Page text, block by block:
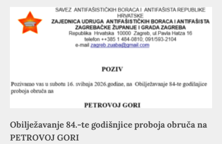
Obilježavanje 84.-te godišnjice proboja obruča na
PETROVOJ GORI